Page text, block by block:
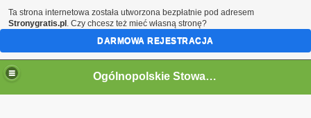
Ogólnopolskie Stowarzyszenie Internowanych i Represjonowanych
Ta strona internetowa została utworzona bezpłatnie pod adresem
Stronygratis.pl . Czy chcesz też mieć własną stronę?
DARMOWA REJESTRACJA